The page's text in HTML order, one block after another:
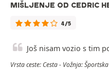
MIŠLJENJE OD CEDRIC
4/5
Još nisam vozio s tim
Vrsta ceste: Cesta - Vožnja: